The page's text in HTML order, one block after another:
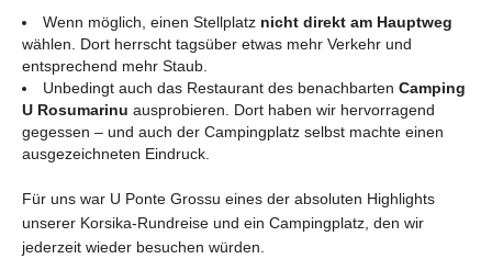
Wenn möglich, einen Stellplatz nicht direkt am Hauptweg
wählen. Dort herrscht tagsüber etwas mehr Verkehr und
entsprechend mehr Staub.
Unbedingt auch das Restaurant des benachbarten Camping
U Rosumarinu ausprobieren. Dort haben wir hervorragend
gegessen – und auch der Campingplatz selbst machte einen
ausgezeichneten Eindruck.
Für uns war U Ponte Grossu eines der absoluten Highlights
unserer Korsika-Rundreise und ein Campingplatz, den wir
jederzeit wieder besuchen würden.